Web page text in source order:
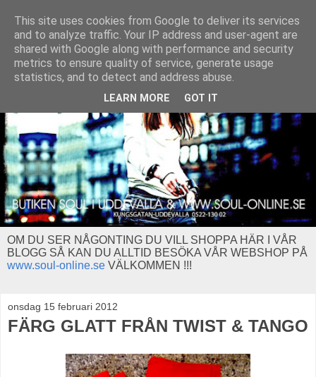
OM DU SER NÅGONTING DU VILL SHOPPA HÄR I VÅR
BLOGG SÅ KAN DU ALLTID BESÖKA VÅR WEBSHOP PÅ
www.soul-online.se VÄLKOMMEN !!!
onsdag 15 februari 2012
FÄRG GLATT FRÅN TWIST & TANGO
This site uses cookies from Google to deliver its services
and to analyze traffic. Your IP address and user-agent are
shared with Google along with performance and security
metrics to ensure quality of service, generate usage
statistics, and to detect and address abuse.
LEARN MORE GOT IT